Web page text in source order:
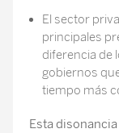
El sector
principales
diferencia de
gobiernos
tiempo más
Esta